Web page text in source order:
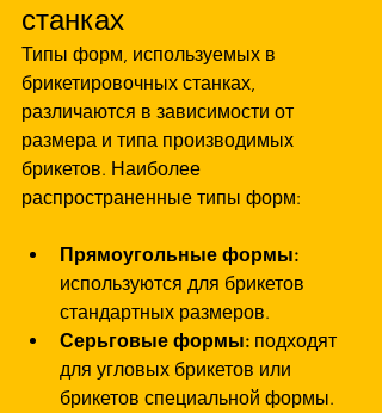
станках
Типы форм, используемых в
брикетировочных станках,
различаются в зависимости от
размера и типа производимых
брикетов. Наиболее
распространенные типы форм:
Прямоугольные формы:
используются для брикетов
стандартных размеров.
Серьговые формы: подходят
для угловых брикетов или
брикетов специальной формы.